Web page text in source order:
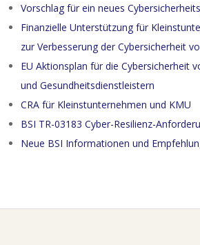
Vorschlag für ein neues
Finanzielle Unterstützung für
zur Verbesserung der Cybersicherheit
EU Aktionsplan für die Cybersicherheit
und Gesundheitsdienstleistern
CRA für Kleinstunternehmen und KMU
BSI TR-03183 Cyber-Resilienz-
Neue BSI Informationen und